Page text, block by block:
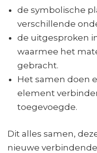
de symbolische
verschillende
de uitgesproken
waarmee het
gebracht.
Het samen doen
element
toegevoegde.
Dit alles samen,
nieuwe